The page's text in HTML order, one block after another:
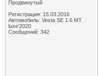
Продвинутый
Регистрация: 15.03.2016
Автомобиль: Vesta SE 1.6 MT
luxe'2020
Сообщений: 342